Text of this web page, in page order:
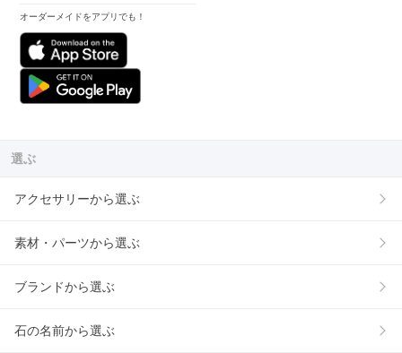
オーダーメイドをアプリでも！
選ぶ
アクセサリーから選ぶ
素材・パーツから選ぶ
ブランドから選ぶ
石の名前から選ぶ